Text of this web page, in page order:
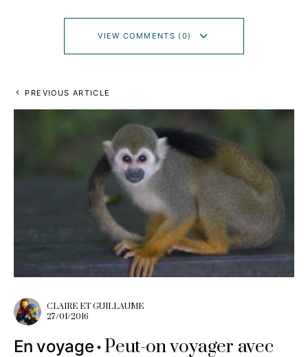
VIEW COMMENTS (0)
PREVIOUS ARTICLE
CLAIRE ET GUILLAUME
27/01/2016
En voyage Peut-on voyager avec